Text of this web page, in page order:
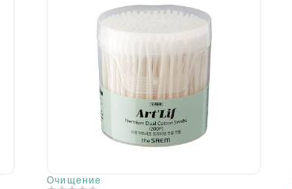
Очищение